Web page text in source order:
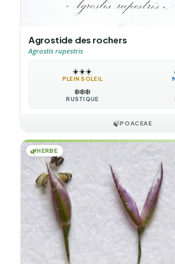
Agrostide des rochers
Agrostis rupestris
☀️☀️☀️
PLEIN SOLEIL
❄️❄️❄️
RUSTIQUE
🍃POACEAE
🌿HERBE